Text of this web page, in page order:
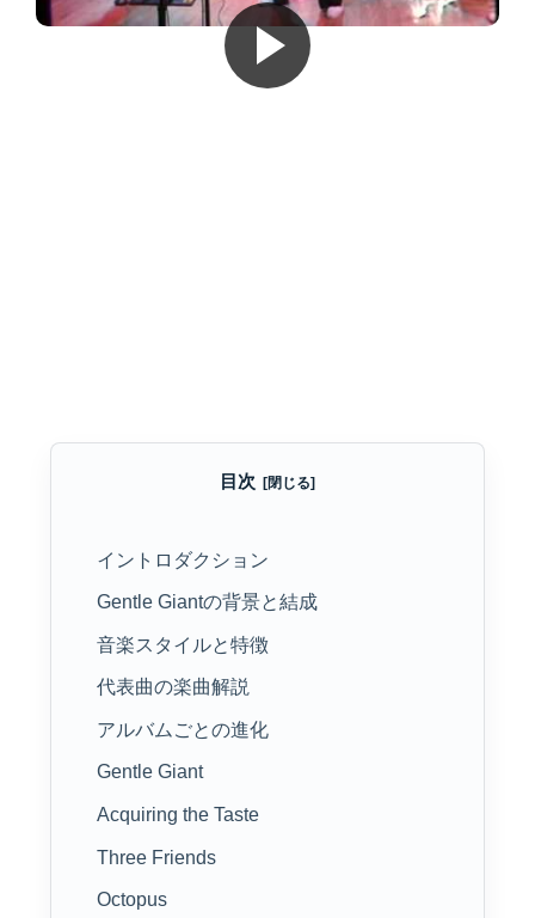
目次
イントロダクション
Gentle Giantの背景と結成
音楽スタイルと特徴
代表曲の楽曲解説
アルバムごとの進化
Gentle Giant
Acquiring the Taste
Three Friends
Octopus